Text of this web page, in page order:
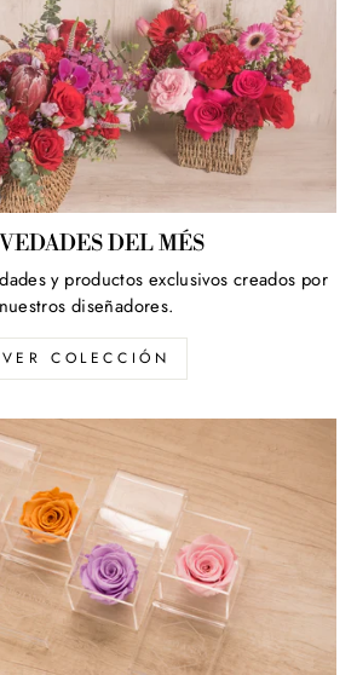
DEL MÉS
y productos exclusivos creados por
nuestros diseñadores.
VER COLECCIÓN